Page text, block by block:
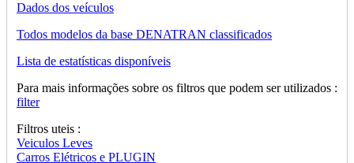
Dados dos veículos
Todos modelos da base DENATRAN classificados
Lista de estatísticas disponíveis
Para mais informações sobre os filtros que podem ser utilizados :
filter
Filtros uteis :
Veiculos Leves
Carros Elétricos e PLUGIN